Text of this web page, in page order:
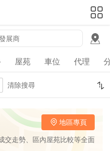
屋苑 車位 代理
清除搜尋
地區專頁
交走勢、區內屋苑比較等全面